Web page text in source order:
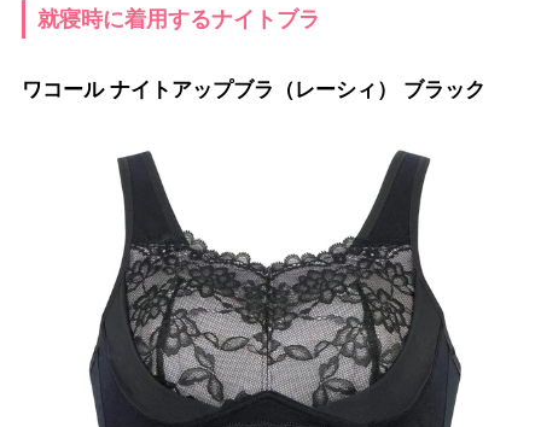
就寝時に着用するナイトブラ
ワコール ナイトアップブラ（レーシィ） ブラック